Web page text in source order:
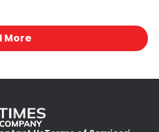
More